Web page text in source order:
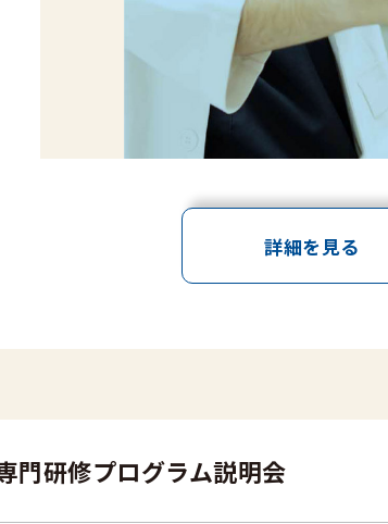
詳細を見る
門研修プログラム説明会